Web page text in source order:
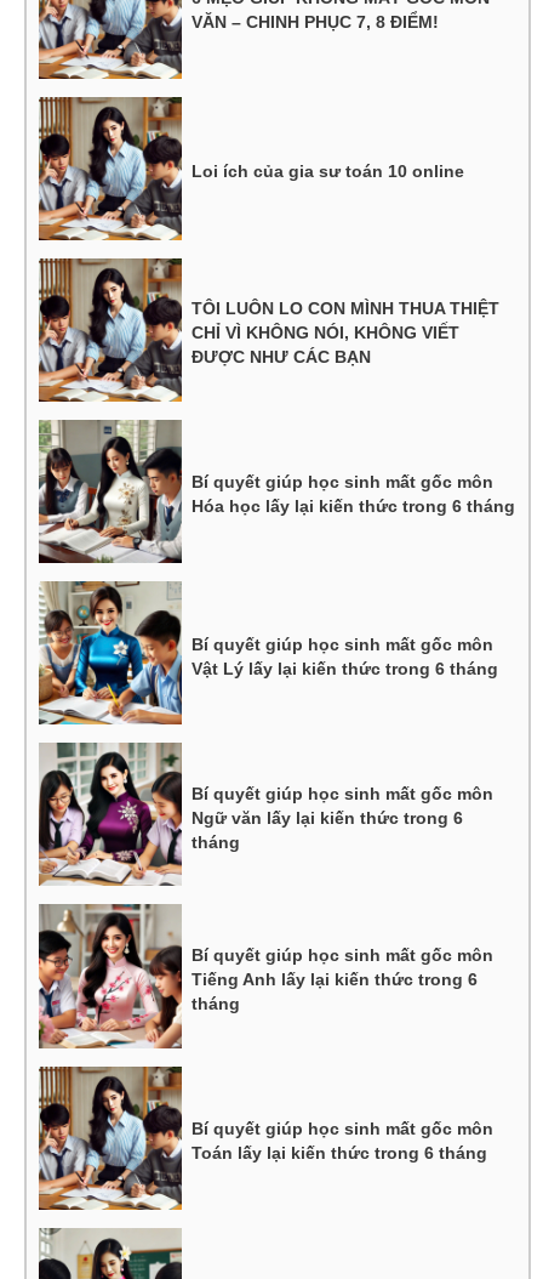
VĂN – CHINH PHỤC 7, 8 ĐIỂM!
Loi ích của gia sư toán 10 online
TÔI LUÔN LO CON MÌNH THUA THIỆT
CHỈ VÌ KHÔNG NÓI, KHÔNG VIẾT
ĐƯỢC NHƯ CÁC BẠN
Bí quyết giúp học sinh mất gốc môn
Hóa học lấy lại kiến thức trong 6 tháng
Bí quyết giúp học sinh mất gốc môn
Vật Lý lấy lại kiến thức trong 6 tháng
Bí quyết giúp học sinh mất gốc môn
Ngữ văn lấy lại kiến thức trong 6
tháng
Bí quyết giúp học sinh mất gốc môn
Tiếng Anh lấy lại kiến thức trong 6
tháng
Bí quyết giúp học sinh mất gốc môn
Toán lấy lại kiến thức trong 6 tháng